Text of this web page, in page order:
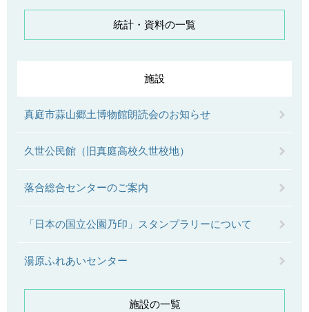
統計・資料の一覧
施設
真庭市蒜山郷土博物館朗読会のお知らせ
久世公民館（旧真庭高校久世校地）
落合総合センターのご案内
「日本の国立公園乃印」スタンプラリーについて
湯原ふれあいセンター
施設の一覧